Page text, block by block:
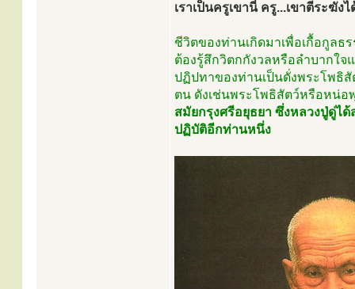
เราเป็นครูเขานี่ ครู...เขาตีระฆัง
ชีวิตของท่านเกิดมาเพื่อเกื้อกูลธ
ต้องรู้สึกวิตกกังวลหรือลำบากใจ
ปฏิปทาของท่านเป็นดั่งพระโพธิ
ตน ดังเช่นพระโพธิสัตว์หรือหน่
สมัยกรุงศรีอยุธยา ซึ่งหลวงปู่ดู่ไ
ปฏิบัติอีกท่านหนึ่ง